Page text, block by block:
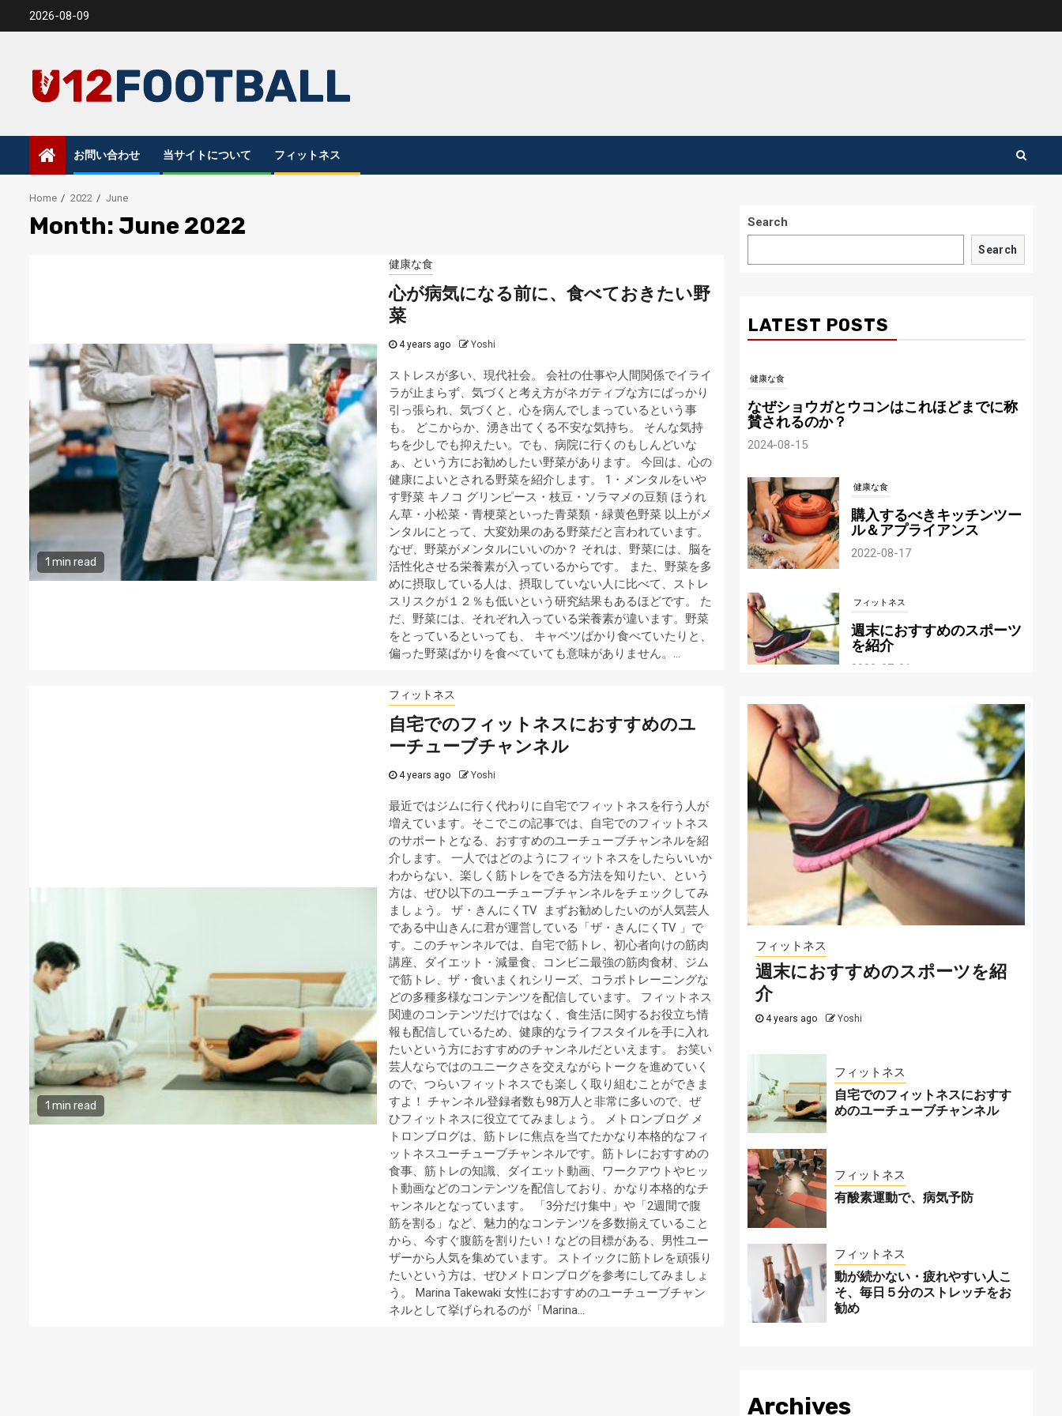
2026-08-09
お問い合わせ 当サイトについて フィットネス
Home 2022 June
Month: June 2022
1 min read
健康な食
心が病気になる前に、食べておきたい野
菜
4 years ago Yoshi
ストレスが多い、現代社会。 会社の仕事や人間関係でイライ
ラが止まらず、気づくと考え方がネガティブな方にばっかり
引っ張られ、気づくと、心を病んでしまっているという事
も。 どこからか、湧き出てくる不安な気持ち。 そんな気持
ちを少しでも抑えたい。でも、病院に行くのもしんどいな
ぁ、という方にお勧めしたい野菜があります。 今回は、心の
健康によいとされる野菜を紹介します。 1・メンタルをいや
す野菜 キノコ グリンピース・枝豆・ソラマメの豆類 ほうれ
ん草・小松菜・青梗菜といった青菜類・緑黄色野菜 以上がメ
ンタルにとって、大変効果のある野菜だと言われています。
なぜ、野菜がメンタルにいいのか？ それは、野菜には、脳を
活性化させる栄養素が入っているからです。 また、野菜を多
めに摂取している人は、摂取していない人に比べて、ストレ
スリスクが１２％も低いという研究結果もあるほどです。 た
だ、野菜には、それぞれ入っている栄養素が違います。野菜
をとっているといっても、 キャベツばかり食べていたりと、
偏った野菜ばかりを食べていても意味がありません。…
1 min read
フィットネス
自宅でのフィットネスにおすすめのユ
ーチューブチャンネル
4 years ago Yoshi
最近ではジムに行く代わりに自宅でフィットネスを行う人が
増えています。そこでこの記事では、自宅でのフィットネス
のサポートとなる、おすすめのユーチューブチャンネルを紹
介します。 一人ではどのようにフィットネスをしたらいいか
わからない、楽しく筋トレをできる方法を知りたい、という
方は、ぜひ以下のユーチューブチャンネルをチェックしてみ
ましょう。 ザ・きんにくTV まずお勧めしたいのが人気芸人
である中山きんに君が運営している「ザ・きんにくTV 」で
す。このチャンネルでは、自宅で筋トレ、初心者向けの筋肉
講座、ダイエット・減量食、コンビニ最強の筋肉食材、ジム
で筋トレ、ザ・食いまくれシリーズ、コラボトレーニングな
どの多種多様なコンテンツを配信しています。 フィットネス
関連のコンテンツだけではなく、食生活に関するお役立ち情
報も配信しているため、健康的なライフスタイルを手に入れ
たいという方におすすめのチャンネルだといえます。 お笑い
芸人ならではのユニークさを交えながらトークを進めていく
ので、つらいフィットネスでも楽しく取り組むことができま
すよ！ チャンネル登録者数も98万人と非常に多いので、ぜ
ひフィットネスに役立ててみましょう。 メトロンブログ メ
トロンブログは、筋トレに焦点を当てたかなり本格的なフィ
ットネスユーチューブチャンネルです。筋トレにおすすめの
食事、筋トレの知識、ダイエット動画、ワークアウトやヒッ
ト動画などのコンテンツを配信しており、かなり本格的なチ
ャンネルとなっています。 「3分だけ集中」や「2週間で腹
筋を割る」など、魅力的なコンテンツを多数揃えていること
から、今すぐ腹筋を割りたい！などの目標がある、男性ユー
ザーから人気を集めています。 ストイックに筋トレを頑張り
たいという方は、ぜひメトロンブログを参考にしてみましょ
う。 Marina Takewaki 女性におすすめのユーチューブチャン
ネルとして挙げられるのが「Marina…
Search
Search
LATEST POSTS
なぜショウガとウコンはこれほどまでに称
賛されるのか？
購入するべきキッチンツー
ル＆アプライアンス
週末におすすめのスポーツ
を紹介
自分にぴったりのサッカー
ボールの選び方
2022-07-12
サッカー
サッカーテーマのカジノゲームを紹介！
2025-07-29
フィットネス
週末におすすめのスポーツを紹
介
4 years ago Yoshi
フィットネス
自宅でのフィットネスにおすす
めのユーチューブチャンネル
フィットネス
有酸素運動で、病気予防
フィットネス
動が続かない・疲れやすい人こ
そ、毎日５分のストレッチをお
勧め
Archives